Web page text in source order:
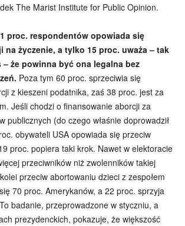
The Marist Institute for Public Opinion.
proc. respondentów opowiada się
na życzenie, a tylko 15 proc. uważa – tak
– że powinna być ona legalna bez
Poza tym 60 proc. sprzeciwia się
z kieszeni podatnika, zaś 38 proc. jest za
Jeśli chodzi o finansowanie aborcji za
publicznych (do czego właśnie doprowadził
obywateli USA opowiada się przeciw
proc. popiera taki krok. Nawet w elektoracie
przeciwników niż zwolenników takiej
przeciw abortowaniu dzieci z zespołem
70 proc. Amerykanów, a 22 proc. sprzyja
badanie, przeprowadzone w styczniu, a
prezydenckich, pokazuje, że większość